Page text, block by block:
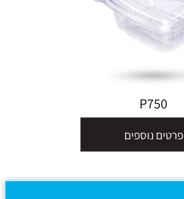
P750
פרטים נוספים